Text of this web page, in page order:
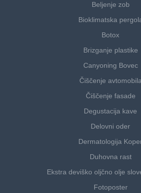
Beljenje zob
Bioklimatska
Botox
Brizganje plastike
Canyoning Bovec
Čiščenje avtomobila
Čiščenje fasade
Degustacija kave
Delovni oder
Dermatologija
Duhovna rast
Ekstra deviško oljčno olje
Fotoposter